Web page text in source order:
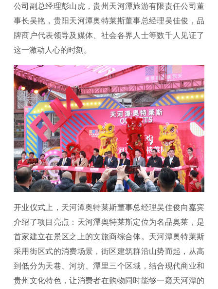
公司副总经理彭山虎，贵州天河潭旅游有限责任公司董
事长吴艳，贵阳天河潭奥特莱斯董事总经理吴佳俊，品
牌商户代表领导及媒体、社会各界人士等数千人见证了
这一激动人心的时刻。
开业仪式上，天河潭奥特莱斯董事总经理吴佳俊向嘉宾
介绍了项目亮点：天河潭奥特莱斯定位为名品奥莱，是
首家建立在景区之上的文旅商综合体。天河潭奥特莱斯
采用街区式的消费场景，街区建筑群沿山势而起，从高
到低分为天巷、河坊、潭里三个区域，结合现代商业和
贵州文化特色，让消费者在购物同时能够一窥天河潭的